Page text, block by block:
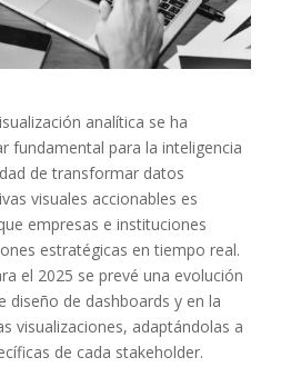
analítica se ha
fundamental para la inteligencia
de transformar datos
visuales accionables es
empresas e instituciones
estratégicas en tiempo real.
el 2025 se prevé una evolución
diseño de dashboards y en la
visualizaciones, adaptándolas a
de cada stakeholder.